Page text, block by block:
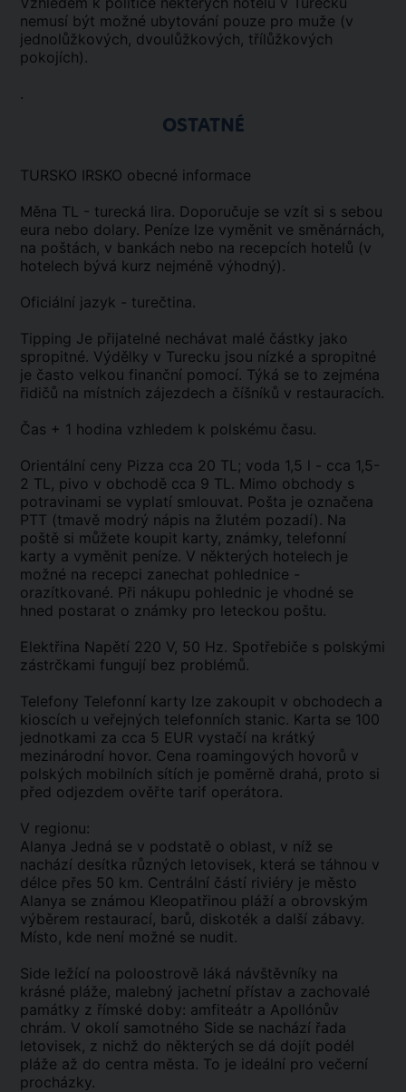
nemusí být možné ubytování pouze pro muže (v
jednolůžkových, dvoulůžkových, třílůžkových
pokojích).
.
OSTATNÉ
TURSKO IRSKO obecné informace
Měna TL - turecká lira. Doporučuje se vzít si s sebou
eura nebo dolary. Peníze lze vyměnit ve směnárnách,
na poštách, v bankách nebo na recepcích hotelů (v
hotelech bývá kurz nejméně výhodný).
Oficiální jazyk - turečtina.
Tipping Je přijatelné nechávat malé částky jako
spropitné. Výdělky v Turecku jsou nízké a spropitné
je často velkou finanční pomocí. Týká se to zejména
řidičů na místních zájezdech a číšníků v restauracích.
Čas + 1 hodina vzhledem k polskému času.
Orientální ceny Pizza cca 20 TL; voda 1,5 l - cca 1,5-
2 TL, pivo v obchodě cca 9 TL. Mimo obchody s
potravinami se vyplatí smlouvat. Pošta je označena
PTT (tmavě modrý nápis na žlutém pozadí). Na
poště si můžete koupit karty, známky, telefonní
karty a vyměnit peníze. V některých hotelech je
možné na recepci zanechat pohlednice -
orazítkované. Při nákupu pohlednic je vhodné se
hned postarat o známky pro leteckou poštu.
Elektřina Napětí 220 V, 50 Hz. Spotřebiče s polskými
zástrčkami fungují bez problémů.
Telefony Telefonní karty lze zakoupit v obchodech a
kioscích u veřejných telefonních stanic. Karta se 100
jednotkami za cca 5 EUR vystačí na krátký
mezinárodní hovor. Cena roamingových hovorů v
polských mobilních sítích je poměrně drahá, proto si
před odjezdem ověřte tarif operátora.
V regionu:
Alanya Jedná se v podstatě o oblast, v níž se
nachází desítka různých letovisek, která se táhnou v
délce přes 50 km. Centrální částí riviéry je město
Alanya se známou Kleopatřinou pláží a obrovským
výběrem restaurací, barů, diskoték a další zábavy.
Místo, kde není možné se nudit.
Side ležící na poloostrově láká návštěvníky na
krásné pláže, malebný jachetní přístav a zachovalé
památky z římské doby: amfiteátr a Apollónův
chrám. V okolí samotného Side se nachází řada
letovisek, z nichž do některých se dá dojít podél
pláže až do centra města. To je ideální pro večerní
procházky.